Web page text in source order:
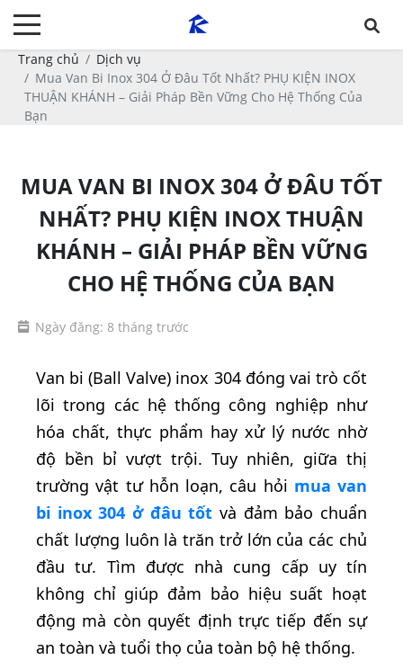
Trang chủ
Dịch vụ
Mua Van Bi Inox 304 Ở Đâu Tốt Nhất? PHỤ KIỆN INOX
THUẬN KHÁNH – Giải Pháp Bền Vững Cho Hệ Thống Của
Bạn
MUA VAN BI INOX 304 Ở ĐÂU TỐT
NHẤT? PHỤ KIỆN INOX THUẬN
KHÁNH – GIẢI PHÁP BỀN VỮNG
CHO HỆ THỐNG CỦA BẠN
Ngày đăng: 8 tháng trước
Van bi (Ball Valve) inox 304 đóng vai trò cốt
lõi trong các hệ thống công nghiệp như
hóa chất, thực phẩm hay xử lý nước nhờ
độ bền bỉ vượt trội. Tuy nhiên, giữa thị
trường vật tư hỗn loạn, câu hỏi mua van
bi inox 304 ở đâu tốt và đảm bảo chuẩn
chất lượng luôn là trăn trở lớn của các chủ
đầu tư. Tìm được nhà cung cấp uy tín
không chỉ giúp đảm bảo hiệu suất hoạt
động mà còn quyết định trực tiếp đến sự
an toàn và tuổi thọ của toàn bộ hệ thống.